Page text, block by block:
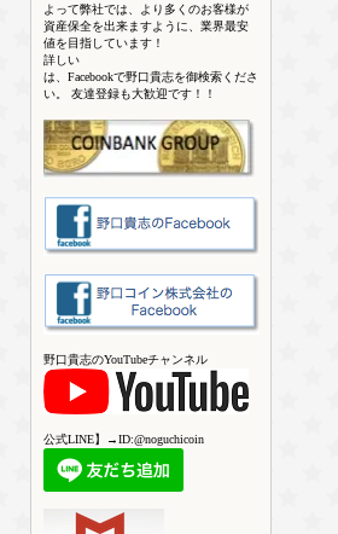
よって弊社では、より多くのお客様が
資産保全を出来ますように、業界最安
値を目指しています！
詳しい
は、Facebookで野口貴志を御検索くださ
い。 友達登録も大歓迎です！！
野口貴志のYouTubeチャンネル
公式LINE】→ID:@noguchicoin